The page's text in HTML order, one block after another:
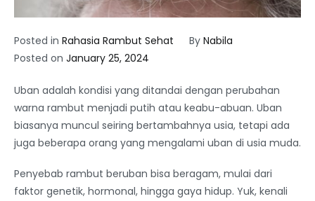
Posted in Rahasia Rambut Sehat By Nabila
Posted on January 25, 2024
Uban adalah kondisi yang ditandai dengan perubahan
warna rambut menjadi putih atau keabu-abuan. Uban
biasanya muncul seiring bertambahnya usia, tetapi ada
juga beberapa orang yang mengalami uban di usia muda.
Penyebab rambut beruban bisa beragam, mulai dari
faktor genetik, hormonal, hingga gaya hidup. Yuk, kenali